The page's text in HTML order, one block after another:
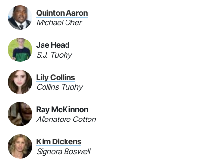
Quinton Aaron
Michael Oher
Jae Head
S.J. Tuohy
Lily Collins
Collins Tuohy
Ray McKinnon
Allenatore Cotton
Kim Dickens
Signora Boswell